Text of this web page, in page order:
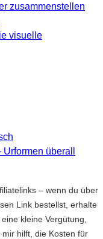
zusammenstellen
visuelle
überall
– wenn du über
Link bestellst, erhalte
eine kleine Vergütung,
mir hilft, die Kosten für